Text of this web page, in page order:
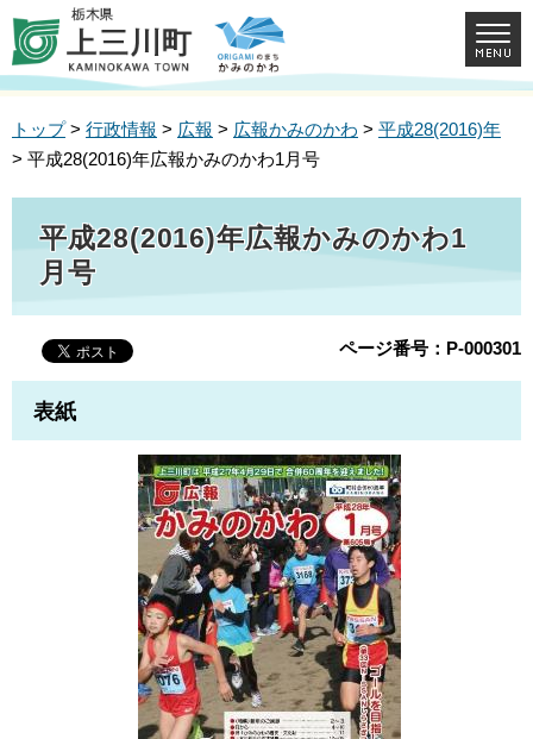
トップ> 行政情報 > 広報 > 広報かみのかわ > 平成28(2016)年
> 平成28(2016)年広報かみのかわ1月号
平成28(2016)年広報かみのかわ1
月号
ページ番号：P-000301
表紙